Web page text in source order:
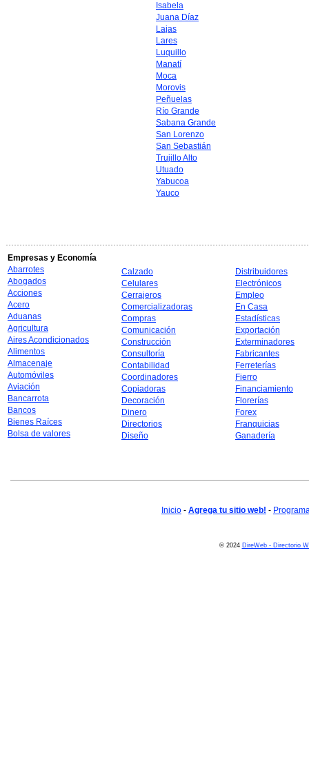
Isabela
Juana Díaz
Lajas
Lares
Luquillo
Manatí
Moca
Morovis
Peñuelas
Río Grande
Sabana Grande
San Lorenzo
San Sebastián
Trujillo Alto
Utuado
Yabucoa
Yauco
Empresas y Economía
Abarrotes
Abogados
Acciones
Acero
Aduanas
Agricultura
Aires Acondicionados
Alimentos
Almacenaje
Automóviles
Aviación
Bancarrota
Bancos
Bienes Raíces
Bolsa de valores
Calzado
Celulares
Cerrajeros
Comercializadoras
Compras
Comunicación
Construcción
Consultoría
Contabilidad
Coordinadores
Copiadoras
Decoración
Dinero
Directorios
Diseño
Distribuidores
Electrónicos
Empleo
En Casa
Estadísticas
Exportación
Exterminadores
Fabricantes
Ferreterías
Fierro
Financiamiento
Florerías
Forex
Franquicias
Ganadería
Inicio - Agrega tu sitio web! -
© 2024 DireWeb - Directorio